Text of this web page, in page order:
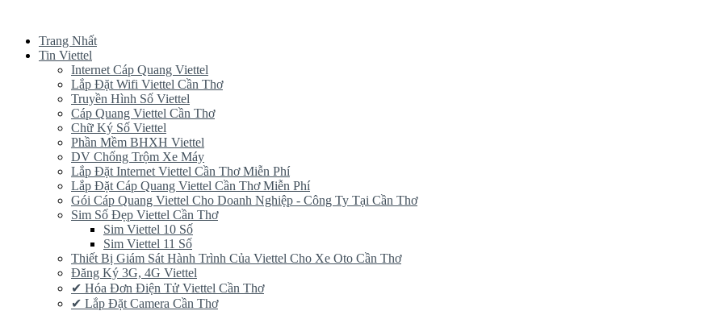
Trang Nhất
Tin Viettel
Internet Cáp Quang Viettel
Lắp Đặt Wifi Viettel Cần Thơ
Truyền Hình Số Viettel
Cáp Quang Viettel Cần Thơ
Chữ Ký Số Viettel
Phần Mềm BHXH Viettel
DV Chống Trộm Xe Máy
Lắp Đặt Internet Viettel Cần Thơ Miễn Phí
Lắp Đặt Cáp Quang Viettel Cần Thơ Miễn Phí
Gói Cáp Quang Viettel Cho Doanh Nghiệp - Công Ty Tại Cần Thơ
Sim Số Đẹp Viettel Cần Thơ
Sim Viettel 10 Số
Sim Viettel 11 Số
Thiết Bị Giám Sát Hành Trình Của Viettel Cho Xe Oto Cần Thơ
Đăng Ký 3G, 4G Viettel
✔‎ Hóa Đơn Điện Tử Viettel Cần Thơ
✔‎ Lắp Đặt Camera Cần Thơ